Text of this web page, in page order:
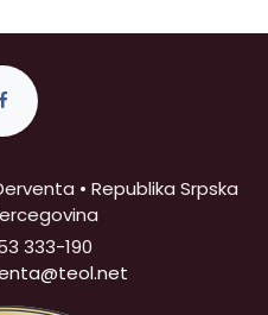
• Republika Srpska
333-190